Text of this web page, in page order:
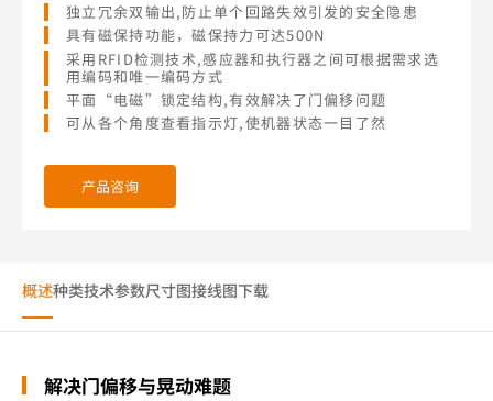
独立冗余双输出,防止单个回路失效引发的安全隐患
具有磁保持功能，磁保持力可达500N
采用RFID检测技术,感应器和执行器之间可根据需求选
用编码和唯一编码方式
平面“电磁”锁定结构,有效解决了门偏移问题
可从各个角度查看指示灯,使机器状态一目了然
产品咨询
概述种类技术参数尺寸图接线图下载
解决门偏移与晃动难题